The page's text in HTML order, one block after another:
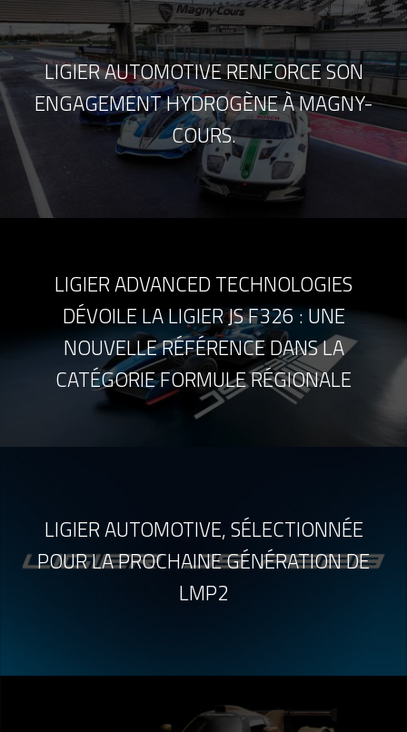
LIGIER AUTOMOTIVE RENFORCE SON
ENGAGEMENT HYDROGÈNE À MAGNY-
COURS.
LIGIER ADVANCED TECHNOLOGIES
DÉVOILE LA LIGIER JS F326 : UNE
NOUVELLE RÉFÉRENCE DANS LA
CATÉGORIE FORMULE RÉGIONALE
LIGIER AUTOMOTIVE, SÉLECTIONNÉE
POUR LA PROCHAINE GÉNÉRATION DE
LMP2